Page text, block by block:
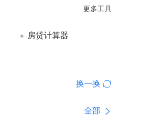
更多工具
房贷计算器
换一换
全部